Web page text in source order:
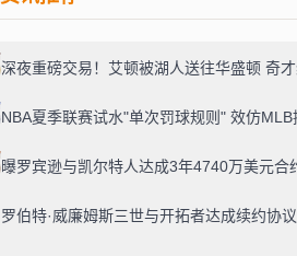
罗伯特·威廉姆斯三世与开拓者达成续约协议